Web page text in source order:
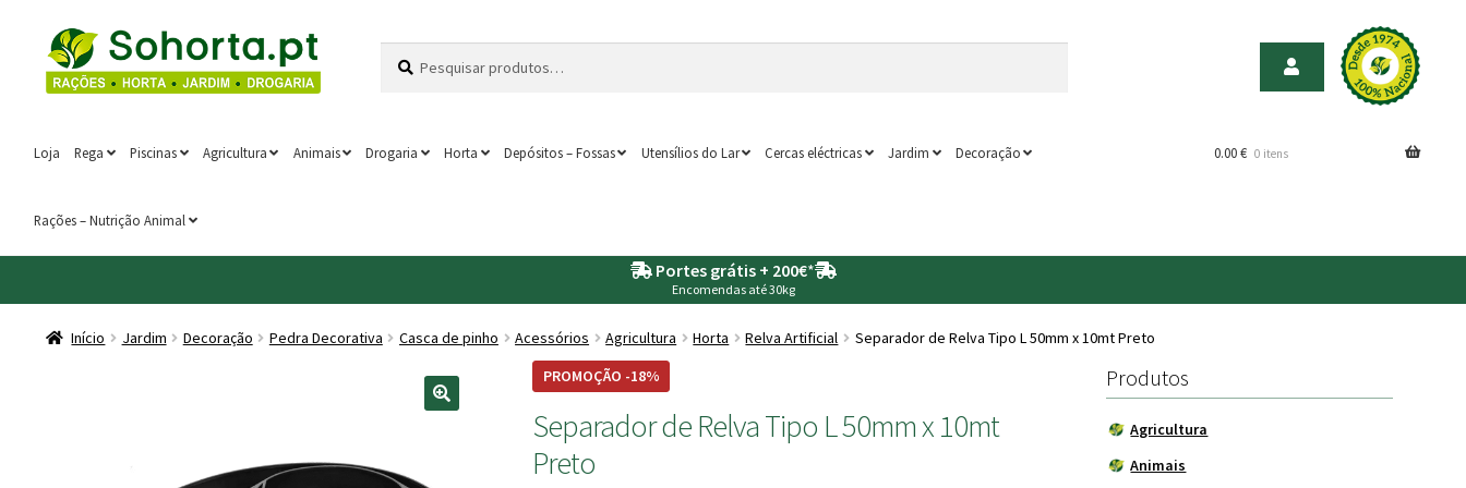
Ir
para
a
Saltar
para
o
por:
Loja Rega Piscinas Agricultura Animais Drogaria Horta Depósitos – Fossas Utensílios do Lar Cercas eléctricas Jardim Decoração
Rações – Nutrição Animal
0.00€ 0 itens
Portes grátis + 200€*
Encomendas até 30kg
Início Jardim Decoração Pedra Decorativa Casca de pinho Acessórios Agricultura Horta Relva Artificial
Separador de Relva Tipo L 50mm x 10mt Preto
PROMOÇÃO -18%
Separador de Relva Tipo L 50mm x 10mt
Preto
Produtos
Agricultura
Animais